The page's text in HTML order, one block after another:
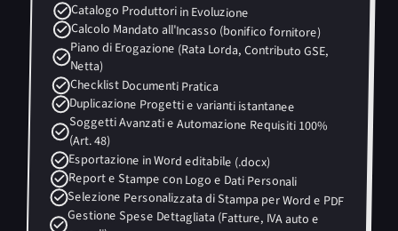
Catalogo Produttori in Evoluzione
Calcolo Mandato all'Incasso (bonifico fornitore)
Piano di Erogazione (Rata Lorda, Contributo GSE,
Netta)
Checklist Documenti Pratica
Duplicazione Progetti e varianti istantanee
Soggetti Avanzati e Automazione Requisiti 100%
(Art. 48)
Esportazione in Word editabile (.docx)
Report e Stampe con Logo e Dati Personali
Selezione Personalizzata di Stampa per Word e PDF
Gestione Spese Dettagliata (Fatture, IVA auto e